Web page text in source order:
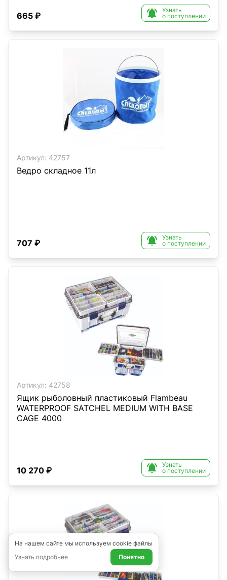
665 ₽ 
Узнать
о поступлении
Артикул: 42757
Ведро складное 11л
707 ₽ 
Узнать
о поступлении
Артикул: 42758
Ящик рыболовный пластиковый Flambeau
WATERPROOF SATCHEL MEDIUM WITH BASE
CAGE 4000
10 270 ₽ 
Узнать
о поступлении
На нашем сайте мы используем cookie файлы
Узнать подробнее
Понятно